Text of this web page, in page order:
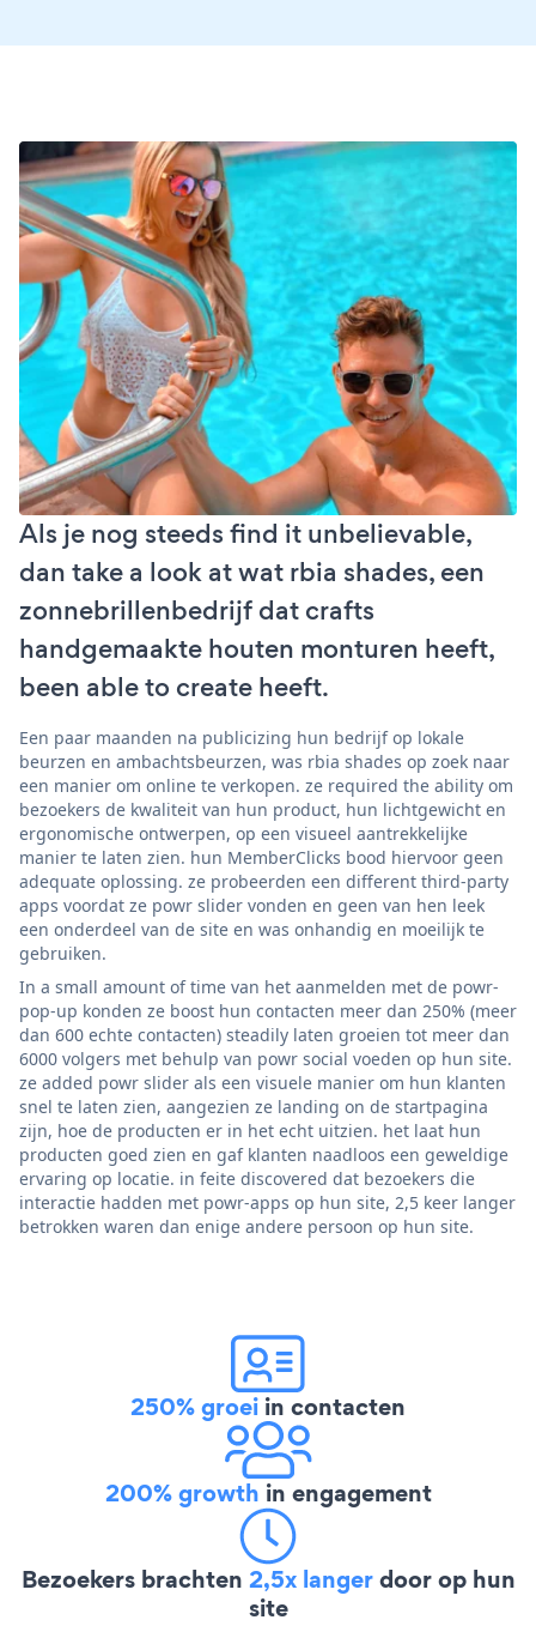
Als je nog steeds find it unbelievable,
dan take a look at wat rbia shades, een
zonnebrillenbedrijf dat crafts
handgemaakte houten monturen heeft,
been able to create heeft.
Een paar maanden na publicizing hun bedrijf op lokale
beurzen en ambachtsbeurzen, was rbia shades op zoek naar
een manier om online te verkopen. ze required the ability om
bezoekers de kwaliteit van hun product, hun lichtgewicht en
ergonomische ontwerpen, op een visueel aantrekkelijke
manier te laten zien. hun MemberClicks bood hiervoor geen
adequate oplossing. ze probeerden een different third-party
apps voordat ze powr slider vonden en geen van hen leek
een onderdeel van de site en was onhandig en moeilijk te
gebruiken.
In a small amount of time van het aanmelden met de powr-
pop-up konden ze boost hun contacten meer dan 250% (meer
dan 600 echte contacten) steadily laten groeien tot meer dan
6000 volgers met behulp van powr social voeden op hun site.
ze added powr slider als een visuele manier om hun klanten
snel te laten zien, aangezien ze landing on de startpagina
zijn, hoe de producten er in het echt uitzien. het laat hun
producten goed zien en gaf klanten naadloos een geweldige
ervaring op locatie. in feite discovered dat bezoekers die
interactie hadden met powr-apps op hun site, 2,5 keer langer
betrokken waren dan enige andere persoon op hun site.
250% groei in contacten
200% growth in engagement
Bezoekers brachten 2,5x langerdoor op hun
site